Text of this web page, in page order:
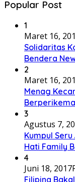
Popular Post
1
Maret 16,
Solidaritas
Bendera
2
Maret 16,
Menag
3
Agustus 7,
Kumpul
Hati Family
4
Juni 18, 2017
Filipina